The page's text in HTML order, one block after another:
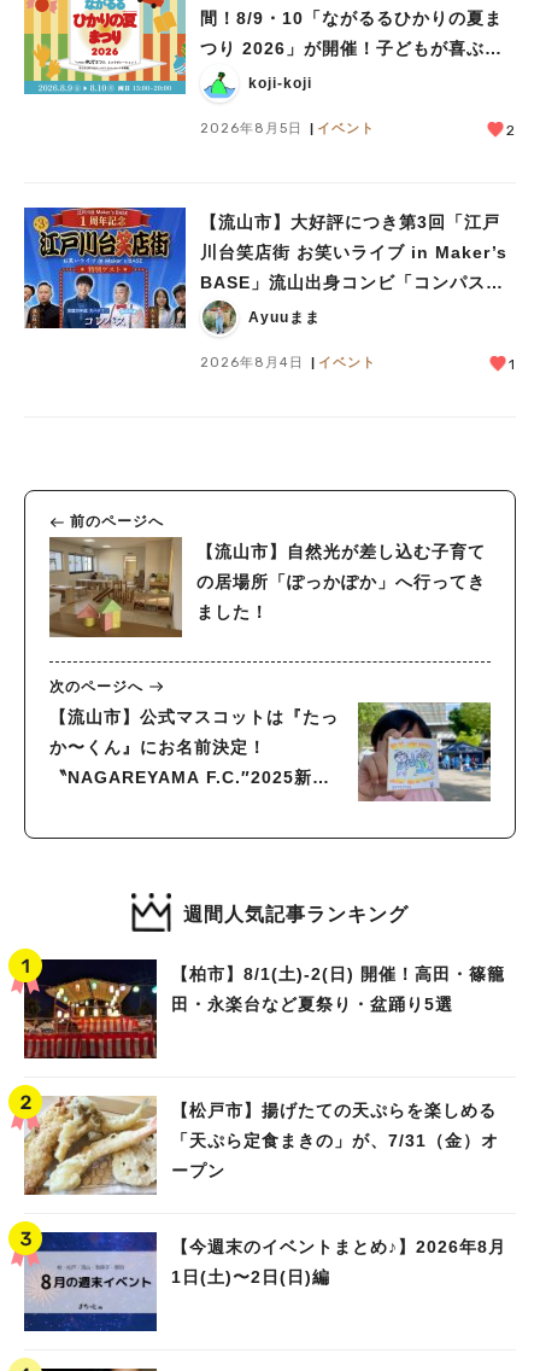
間！8/9・10「ながるるひかりの夏ま
つり 2026」が開催！子どもが喜ぶワ
ークショップや限定ヒーローショーも
koji-koji
2026年8月5日 イベント 2
【流山市】大好評につき第3回「江戸
川台笑店街 お笑いライブ in Maker’s
BASE」流山出身コンビ「コンパス」
も登場！8/23（日）
Ayuuまま
2026年8月4日 イベント 1
前のページへ
【流山市】自然光が差し込む子育て
の居場所「ぽっかぽか」へ行ってき
ました！
次のページへ
【流山市】公式マスコットは『たっ
か〜くん』にお名前決定！
〝NAGAREYAMA F.C.″2025新体
週間人気記事ランキング
【柏市】8/1(土)‐2(日) 開催！高田・篠籠
田・永楽台など夏祭り・盆踊り5選
【松戸市】揚げたての天ぷらを楽しめる
「天ぷら定食まきの」が、7/31（金）オ
ープン
【今週末のイベントまとめ♪】2026年8月
1日(土)〜2日(日)編